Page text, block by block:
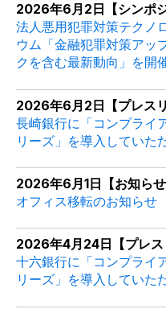
2026年6月2日【シンポ
法人悪用犯罪対策テクノ
ウム「金融犯罪対策アッ
クを含む最新動向」を開
2026年6月2日【プレスリ
長崎銀行に「コンプライ
リーズ」を導入していた
2026年6月1日【お知らせ
オフィス移転のお知らせ
2026年4月24日【プレス
十六銀行に「コンプライ
リーズ」を導入していた